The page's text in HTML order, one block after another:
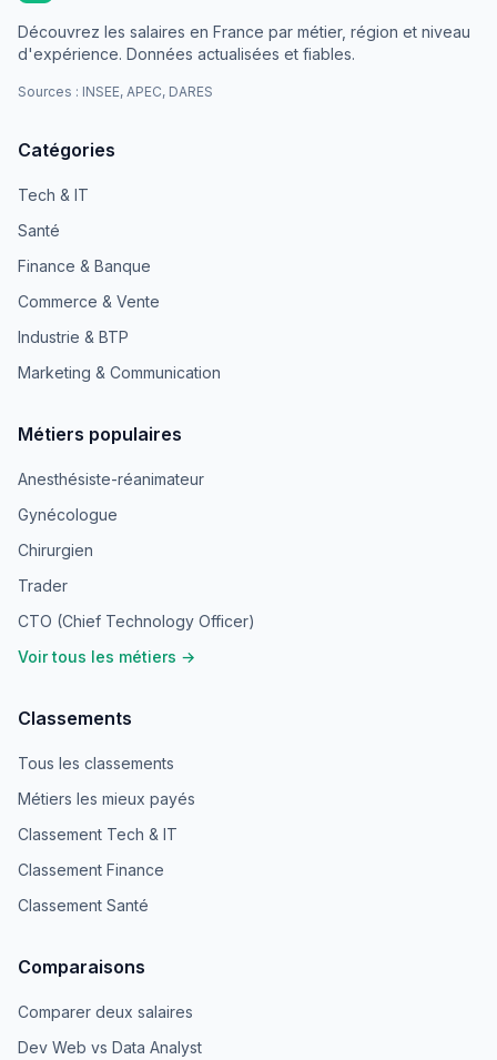
Découvrez les salaires en France par métier, région et niveau
d'expérience. Données actualisées et fiables.
Sources : INSEE, APEC, DARES
Catégories
Tech & IT
Santé
Finance & Banque
Commerce & Vente
Industrie & BTP
Marketing & Communication
Métiers populaires
Anesthésiste-réanimateur
Gynécologue
Chirurgien
Trader
CTO (Chief Technology Officer)
Voir tous les métiers →
Classements
Tous les classements
Métiers les mieux payés
Classement Tech & IT
Classement Finance
Classement Santé
Comparaisons
Comparer deux salaires
Dev Web vs Data Analyst